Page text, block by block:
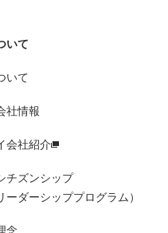
いて
いて
社情報
会社紹介
チズンシップ
ーダーシッププログラム）